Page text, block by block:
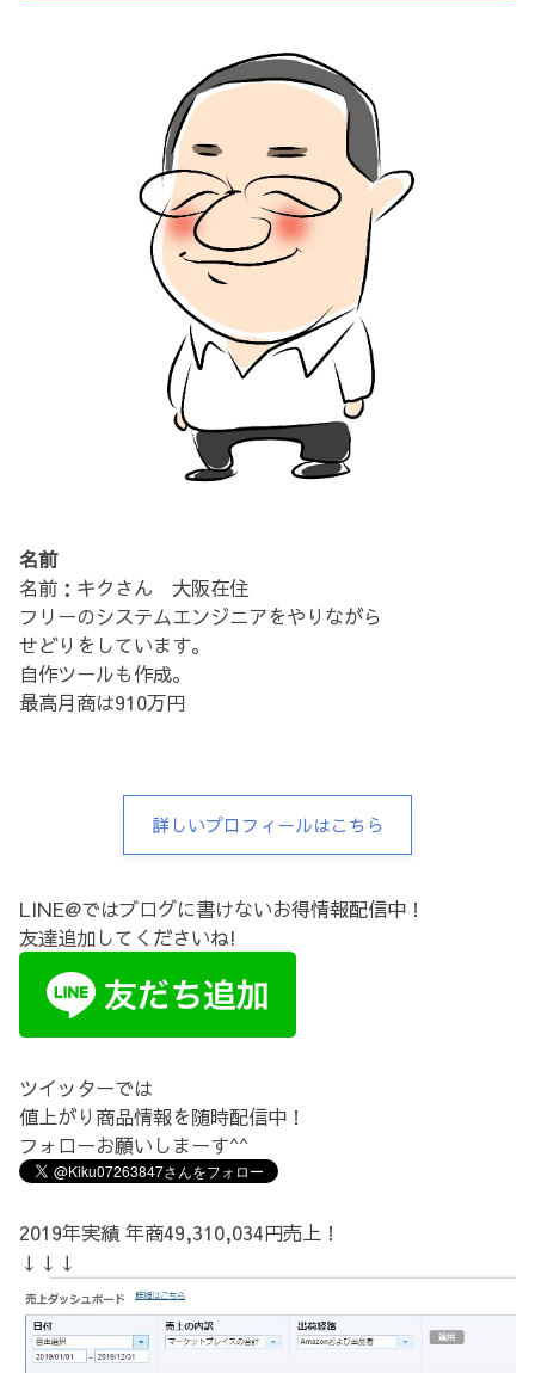
名前
名前：キクさん 大阪在住
フリーのシステムエンジニアをやりながら
せどりをしています。
自作ツールも作成。
最高月商は910万円
詳しいプロフィールはこちら
LINE@ではブログに書けないお得情報配信中！
友達追加してくださいね!
ツイッターでは
値上がり商品情報を随時配信中！
フォローお願いしまーす^^
2019年実績 年商49,310,034円売上！
↓↓↓